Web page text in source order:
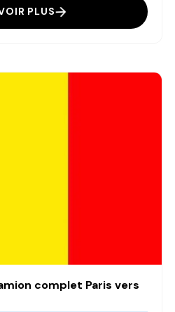
PLUS
complet Paris vers